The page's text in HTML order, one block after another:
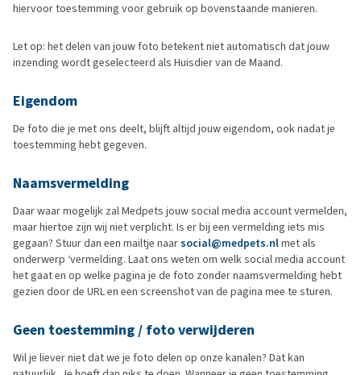
hiervoor toestemming voor gebruik op bovenstaande manieren.
Let op: het delen van jouw foto betekent niet automatisch dat jouw
inzending wordt geselecteerd als Huisdier van de Maand.
Eigendom
De foto die je met ons deelt, blijft altijd jouw eigendom, ook nadat je
toestemming hebt gegeven.
Naamsvermelding
Daar waar mogelijk zal Medpets jouw social media account vermelden,
maar hiertoe zijn wij niet verplicht. Is er bij een vermelding iets mis
gegaan? Stuur dan een mailtje naarsocial@medpets.nlmet als
onderwerp ‘vermelding. Laat ons weten om welk social media account
het gaat en op welke pagina je de foto zonder naamsvermelding hebt
gezien door de URL en een screenshot van de pagina mee te sturen.
Geen toestemming / foto verwijderen
Wil je liever niet dat we je foto delen op onze kanalen? Dat kan